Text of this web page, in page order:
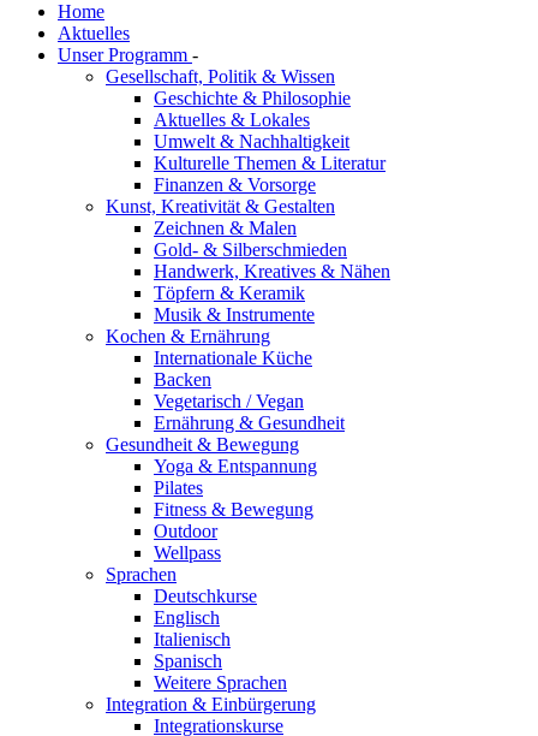
Home
Aktuelles
Unser Programm -
Gesellschaft, Politik & Wissen
Geschichte & Philosophie
Aktuelles & Lokales
Umwelt & Nachhaltigkeit
Kulturelle Themen & Literatur
Finanzen & Vorsorge
Kunst, Kreativität & Gestalten
Zeichnen & Malen
Gold- & Silberschmieden
Handwerk, Kreatives & Nähen
Töpfern & Keramik
Musik & Instrumente
Kochen & Ernährung
Internationale Küche
Backen
Vegetarisch / Vegan
Ernährung & Gesundheit
Gesundheit & Bewegung
Yoga & Entspannung
Pilates
Fitness & Bewegung
Outdoor
Wellpass
Sprachen
Deutschkurse
Englisch
Italienisch
Spanisch
Weitere Sprachen
Integration & Einbürgerung
Integrationskurse